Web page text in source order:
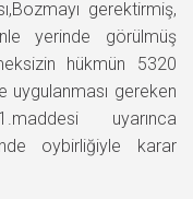
gerektirmiş,
yerinde görülmüş
hükmün 5320
uygulanması gereken
uyarınca
oybirliğiyle karar